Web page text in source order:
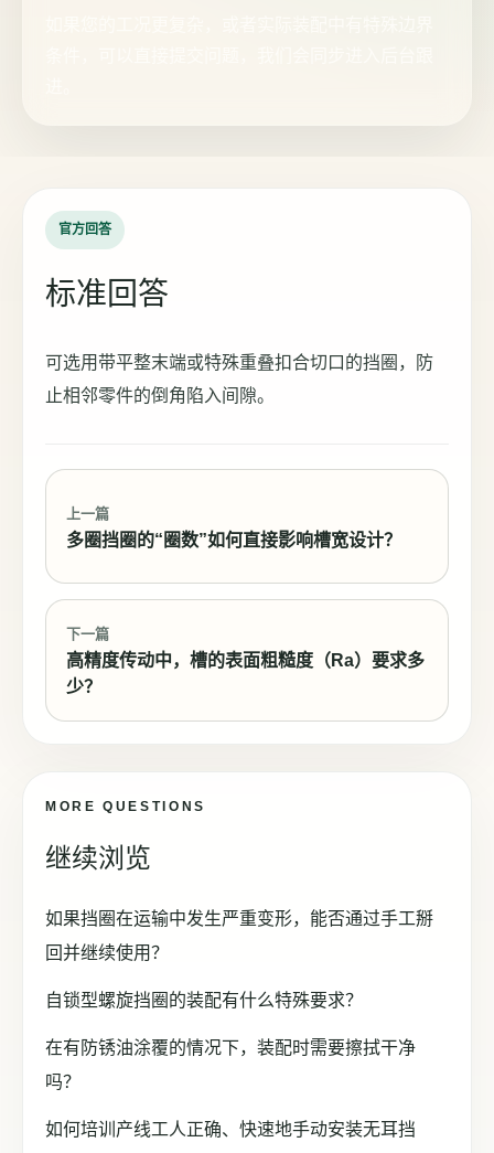
官方回答
标准回答
可选用带平整末端或特殊重叠扣合切口的挡圈，防
止相邻零件的倒角陷入间隙。
上一篇
多圈挡圈的“圈数”如何直接影响槽宽设计？
下一篇
高精度传动中，槽的表面粗糙度（Ra）要求多
少？
MORE QUESTIONS
继续浏览
如果挡圈在运输中发生严重变形，能否通过手工掰
回并继续使用？
自锁型螺旋挡圈的装配有什么特殊要求？
在有防锈油涂覆的情况下，装配时需要擦拭干净
吗？
如何培训产线工人正确、快速地手动安装无耳挡